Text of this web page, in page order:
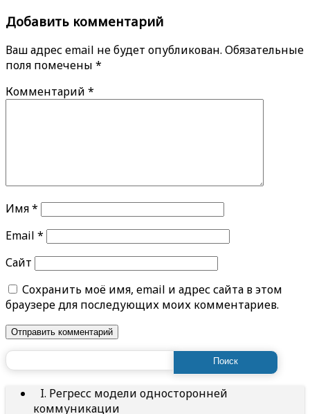
Добавить комментарий
Ваш адрес email не будет опубликован. Обязательные
поля помечены *
Комментарий *
Имя*
Email *
Сайт
Сохранить моё имя, email и адрес сайта в этом
браузере для последующих моих комментариев.
I. Регресс модели односторонней
коммуникации